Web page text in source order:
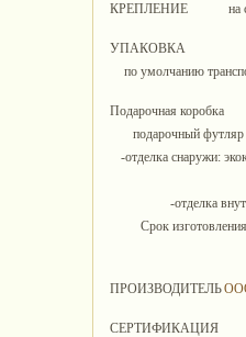
КРЕПЛЕНИЕ на
УПАКОВКА
по умолчанию
Подарочная коробка
подарочный футляр
-отделка снаружи:
-отделка
Срок
ПРОИЗВОДИТЕЛЬ
СЕРТИФИКАЦИЯ